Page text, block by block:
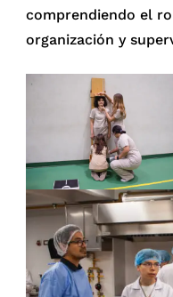
comprendiendo el
organización y